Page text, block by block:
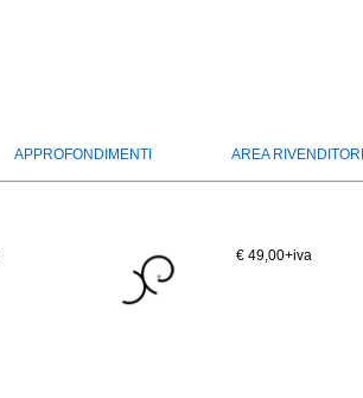
APPROFONDIMENTI AREA RIVENDITORI
€ 49,00+iva